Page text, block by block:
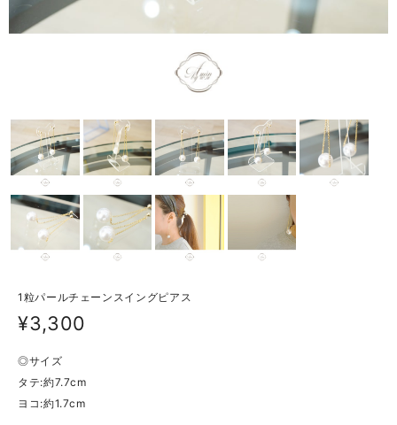
1粒パールチェーンスイングピアス
¥3,300
◎サイズ
タテ:約7.7cm
ヨコ:約1.7cm